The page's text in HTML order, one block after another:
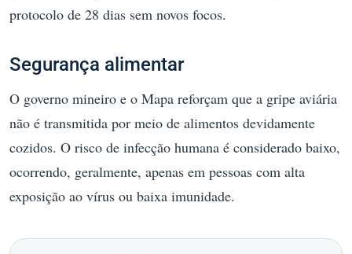
protocolo de 28 dias sem novos focos.
Segurança alimentar
O governo mineiro e o Mapa reforçam que a gripe aviária
não é transmitida por meio de alimentos devidamente
cozidos. O risco de infecção humana é considerado baixo,
ocorrendo, geralmente, apenas em pessoas com alta
exposição ao vírus ou baixa imunidade.